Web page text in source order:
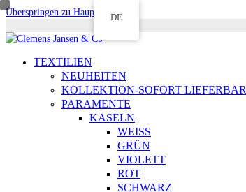
Überspringen zu Hauptinhalt
TEXTILIEN
NEUHEITEN
KOLLEKTION-SOFORT LIEFERBAR
PARAMENTE
KASELN
WEISS
GRÜN
VIOLETT
ROT
SCHWARZ
DE